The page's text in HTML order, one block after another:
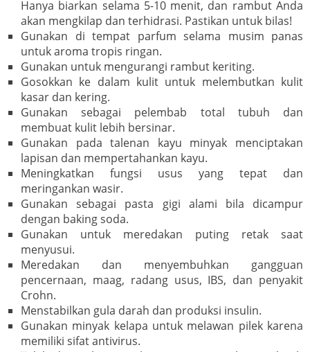
Hanya biarkan selama 5-10 menit, dan rambut Anda
akan mengkilap dan terhidrasi. Pastikan untuk bilas!
Gunakan di tempat parfum selama musim panas
untuk aroma tropis ringan.
Gunakan untuk mengurangi rambut keriting.
Gosokkan ke dalam kulit untuk melembutkan kulit
kasar dan kering.
Gunakan sebagai pelembab total tubuh dan
membuat kulit lebih bersinar.
Gunakan pada talenan kayu minyak menciptakan
lapisan dan mempertahankan kayu.
Meningkatkan fungsi usus yang tepat dan
meringankan wasir.
Gunakan sebagai pasta gigi alami bila dicampur
dengan baking soda.
Gunakan untuk meredakan puting retak saat
menyusui.
Meredakan dan menyembuhkan gangguan
pencernaan, maag, radang usus, IBS, dan penyakit
Crohn.
Menstabilkan gula darah dan produksi insulin.
Gunakan minyak kelapa untuk melawan pilek karena
memiliki sifat antivirus.